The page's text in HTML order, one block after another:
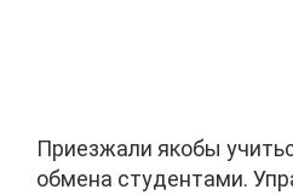
Приезжали якобы
обмена студентами.